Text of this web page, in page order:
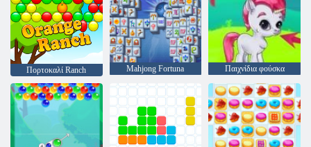
Πορτοκαλί Ranch Mahjong Fortuna Παιχνίδια φούσκα